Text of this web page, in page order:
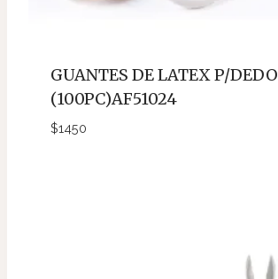
GUANTES DE LATEX P/DEDO
(100PC)AF51024
$1450